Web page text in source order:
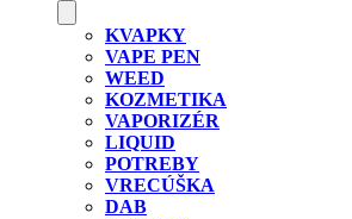
KVAPKY
VAPE PEN
WEED
KOZMETIKA
VAPORIZÉR
LIQUID
POTREBY
VRECÚŠKA
DAB